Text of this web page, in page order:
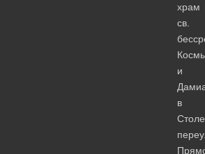
храм
св.
и
в